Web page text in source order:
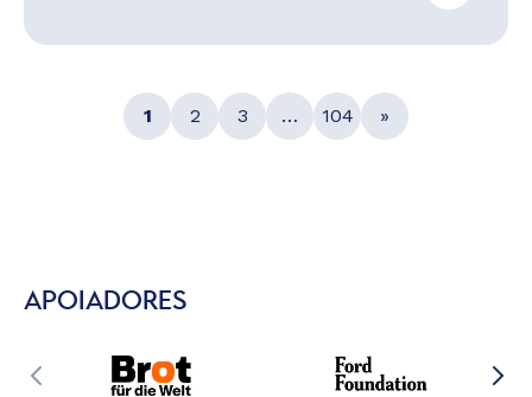
1 2 3 … 104 »
APOIADORES